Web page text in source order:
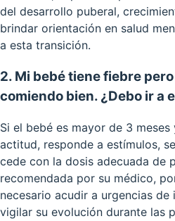
del desarrollo puberal,
brindar orientación en salud
a esta transición.
2. Mi bebé tiene fiebre
comiendo bien. ¿Debo ir a
Si el bebé es mayor de 3 meses
actitud, responde a estímulos,
cede con la dosis adecuada de
recomendada por su médico,
necesario acudir a urgencias de
vigilar su evolución durante las